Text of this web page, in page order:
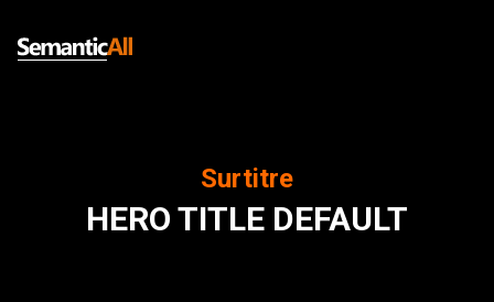
Surtitre
HERO TITLE DEFAULT